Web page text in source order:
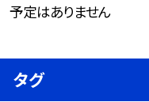
予定はありません
タグ